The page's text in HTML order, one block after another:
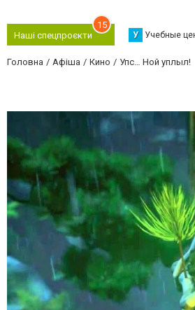
Наші спецпроєкти
15
У Учебные
Головна Афіша Кино Упс… Ной уплыл!